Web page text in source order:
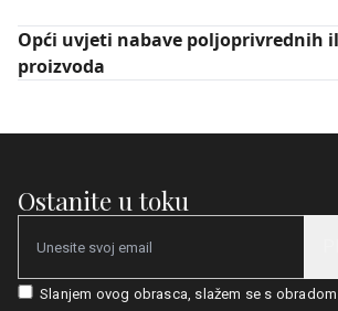
Opći uvjeti nabave poljoprivrednih
proizvoda
Ostanite u toku
Email
Slanjem ovog obrasca, slažem se s